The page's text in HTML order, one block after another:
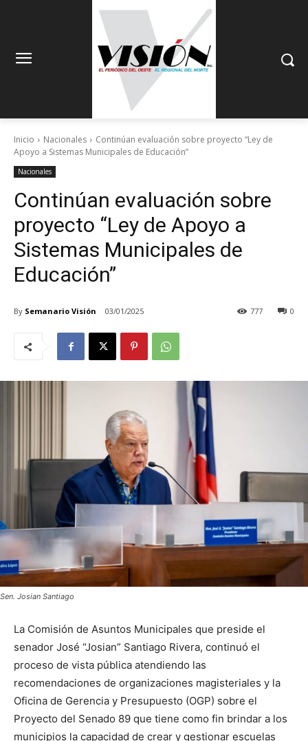
Inicio Nacionales
Continúan evaluación sobre proyecto “Ley de
Apoyo a Sistemas Municipales de Educación”
Nacionales
Continúan evaluación sobre
proyecto “Ley de Apoyo a
Sistemas Municipales de
Educación”
By Semanario Visión 03/01/2025 0
777
Sen. Josian Santiago
La Comisión de Asuntos Municipales que preside el
senador José “Josian” Santiago Rivera, continuó el
proceso de vista pública atendiendo las
recomendaciones de organizaciones magisteriales y la
Oficina de Gerencia y Presupuesto (OGP) sobre el
Proyecto del Senado 89 que tiene como fin brindar a los
municipios la capacidad de crear y gestionar escuelas